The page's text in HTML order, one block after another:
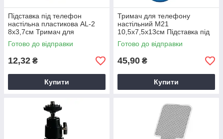
Підставка під телефон
настільна пластикова AL-2
8х3,7см Тримач для
смартфона складаний
Готово до відправки
12,32 ₴
Купити
Тримач для телефону
настільний М21
10,5х7,5х13см Підставка під
телефон на стіл пластикова
Готово до відправки
45,90 ₴
Купити